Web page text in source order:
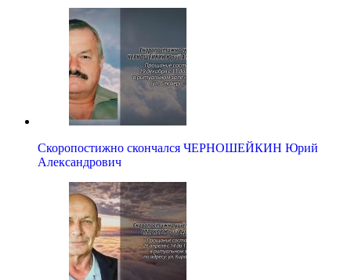
Скоропостижно скончался ЧЕРНОШЕЙКИН Юрий
Александрович